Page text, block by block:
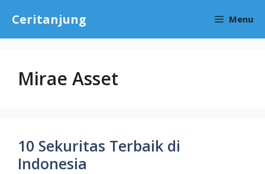
content
Ceritanjung Menu
Mirae Asset
10 Sekuritas Terbaik di
Indonesia